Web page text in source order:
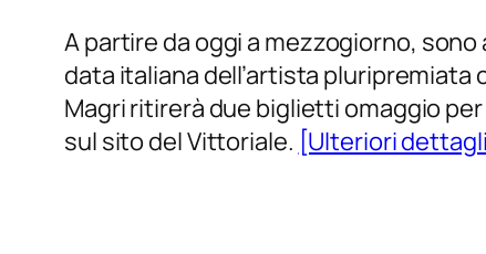
A partire da oggi a mezzogiorno,
data italiana dell’artista
Magri ritirerà due biglietti omaggio
sul sito del Vittoriale. [Ulteriori